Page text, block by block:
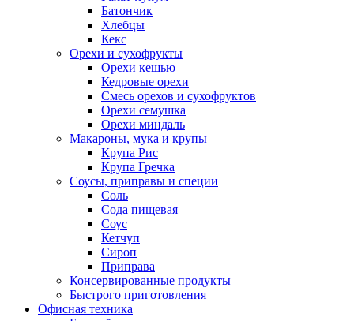
Батончик
Хлебцы
Кекс
Орехи и сухофрукты
Орехи кешью
Кедровые орехи
Смесь орехов и сухофруктов
Орехи семушка
Орехи миндаль
Макароны, мука и крупы
Крупа Рис
Крупа Гречка
Соусы, приправы и специи
Соль
Сода пищевая
Соус
Кетчуп
Сироп
Приправа
Консервированные продукты
Быстрого приготовления
Офисная техника